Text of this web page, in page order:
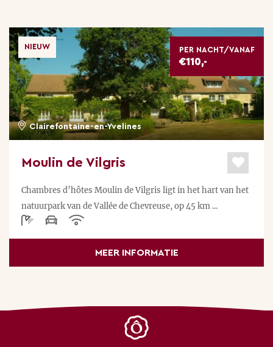
NIEUW PER NACHT/VANAF
€110,-
Clairefontaine-en-Yvelines
Moulin de Vilgris
Chambres d’hôtes Moulin de Vilgris ligt in het hart van het
natuurpark van de Vallée de Chevreuse, op 45 km ...
MEER INFORMATIE